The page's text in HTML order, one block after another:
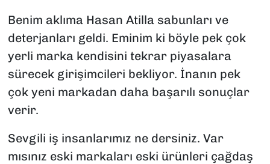
Benim aklıma Hasan Atilla sabunları ve
deterjanları geldi. Eminim ki böyle pek çok
yerli marka kendisini tekrar piyasalara
sürecek girişimcileri bekliyor. İnanın pek
çok yeni markadan daha başarılı sonuçlar
verir.
Sevgili iş insanlarımız ne dersiniz. Var
mısınız eski markaları eski ürünleri çağdaş